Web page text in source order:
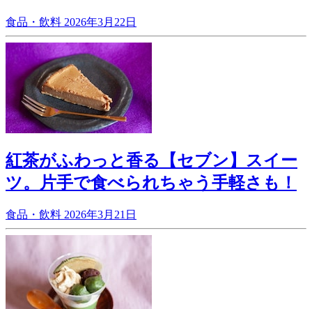
食品・飲料 2026年3月22日
紅茶がふわっと香る【セブン】スイー
ツ。片手で食べられちゃう手軽さも！
食品・飲料 2026年3月21日